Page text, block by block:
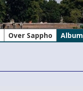
Over Sappho Album